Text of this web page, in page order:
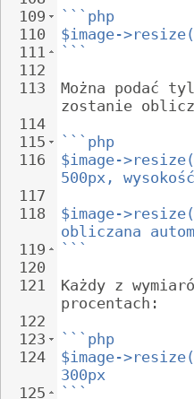
109
110
111
112
113
114
115
116
117
118
119
120
121
122
123
124
125
```php
$image-
```
Można podać
zostanie
```php
$image-
500px,
$image-
obliczana
```
Każdy z
procentach:
```php
$image-
300px
```